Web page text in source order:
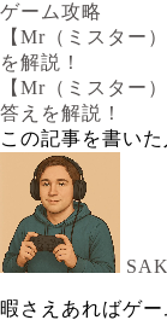
ゲーム攻略
【Mr（ミスター
を解説！
【Mr（ミスター
答えを解説！
この記事を書いた
暇さえあればゲ